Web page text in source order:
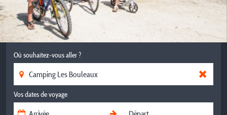
Où souhaitez-vous aller ?
Vos dates de voyage